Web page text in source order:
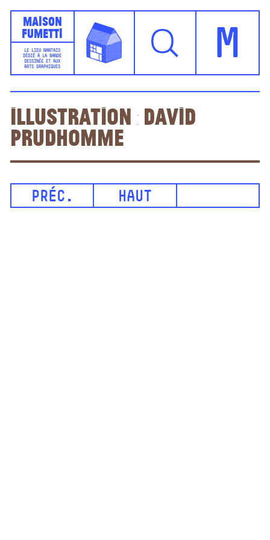
Maison
Fumetti
LE LIEU NANTAIS
DÉDIÉ À LA BANDE
DESSINÉE ET AUX
ARTS GRAPHIQUES
M
Illustration : David
Prudhomme
PRÉC. HAUT